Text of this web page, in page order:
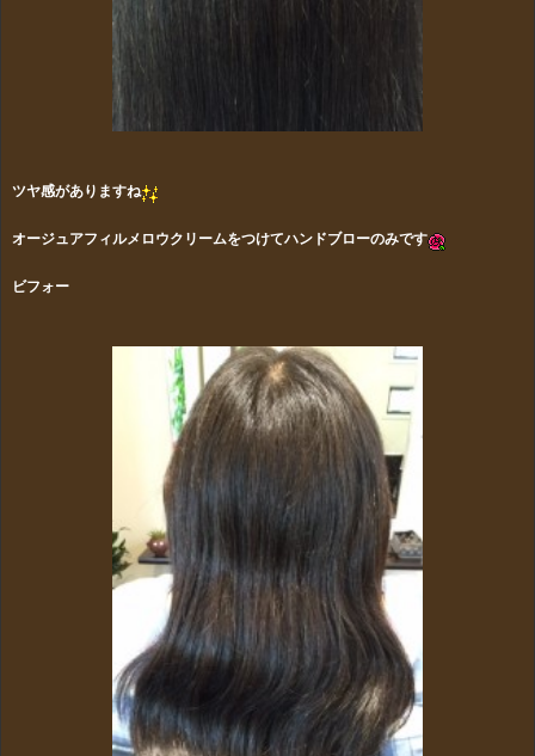
ツヤ感がありますね
オージュアフィルメロウクリームをつけてハンドブローのみです
ビフォー